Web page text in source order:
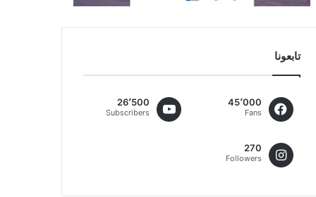
تابعونا
45٬000
Fans
26٬500
Subscribers
270
Followers